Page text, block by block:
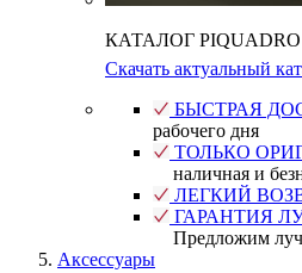
КАТАЛОГ PIQUADRO
Скачать актуальный
БЫСТРАЯ
рабочего дня
ТОЛЬКО
наличная и
ЛЕГКИЙ
ГАРАНТИЯ
Предложим
Аксессуары